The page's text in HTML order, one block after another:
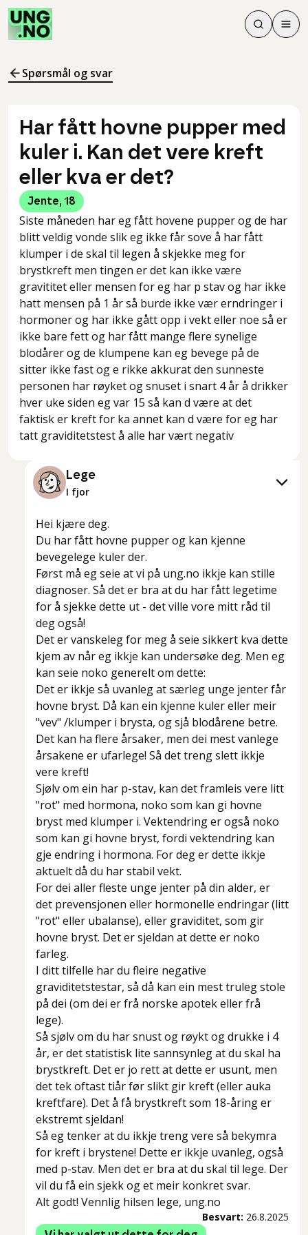
Søk
Søk
Meny
Spørsmål og svar
Har fått hovne pupper med
kuler i. Kan det vere kreft
eller kva er det?
Jente, 18
Siste måneden har eg fått hovene pupper og de har
blitt veldig vonde slik eg ikke får sove å har fått
klumper i de skal til legen å skjekke meg for
brystkreft men tingen er det kan ikke være
gravititet eller mensen for eg har p stav og har ikke
hatt mensen på 1 år så burde ikke vær erndringer i
hormoner og har ikke gått opp i vekt eller noe så er
ikke bare fett og har fått mange flere synelige
blodårer og de klumpene kan eg bevege på de
sitter ikke fast og e rikke akkurat den sunneste
personen har røyket og snuset i snart 4 år å drikker
hver uke siden eg var 15 så kan d være at det
faktisk er kreft for ka annet kan d være for eg har
tatt graviditetstest å alle har vært negativ
Lege
I fjor
Hei kjære deg.
Du har fått hovne pupper og kan kjenne
bevegelege kuler der.
Først må eg seie at vi på ung.no ikkje kan stille
diagnoser. Så det er bra at du har fått legetime
for å sjekke dette ut - det ville vore mitt råd til
deg også!
Det er vanskeleg for meg å seie sikkert kva dette
kjem av når eg ikkje kan undersøke deg. Men eg
kan seie noko generelt om dette:
Det er ikkje så uvanleg at særleg unge jenter får
hovne bryst. Då kan ein kjenne kuler eller meir
"vev" /klumper i brysta, og sjå blodårene betre.
Det kan ha flere årsaker, men dei mest vanlege
årsakene er ufarlege! Så det treng slett ikkje
vere kreft!
Sjølv om ein har p-stav, kan det framleis vere litt
"rot" med hormona, noko som kan gi hovne
bryst med klumper i. Vektendring er også noko
som kan gi hovne bryst, fordi vektendring kan
gje endring i hormona. For deg er dette ikkje
aktuelt då du har stabil vekt.
For dei aller fleste unge jenter på din alder, er
det prevensjonen eller hormonelle endringar (litt
"rot" eller ubalanse), eller graviditet, som gir
hovne bryst. Det er sjeldan at dette er noko
farleg.
I ditt tilfelle har du fleire negative
graviditetstestar, så då kan ein mest truleg stole
på dei (om dei er frå norske apotek eller frå
lege).
Så sjølv om du har snust og røykt og drukke i 4
år, er det statistisk lite sannsynleg at du skal ha
brystkreft. Det er jo rett at dette er usunt, men
det tek oftast tiår før slikt gir kreft (eller auka
kreftfare). Det å få brystkreft som 18-åring er
ekstremt sjeldan!
Så eg tenker at du ikkje treng vere så bekymra
for kreft i brystene! Dette er ikkje uvanleg, også
med p-stav. Men det er bra at du skal til lege. Der
vil du få ein sjekk og et meir konkret svar.
Alt godt! Vennlig hilsen lege, ung.no
Besvart: 26.8.2025